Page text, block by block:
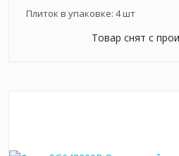
Плиток в упаковке: 4шт
Товар снят с